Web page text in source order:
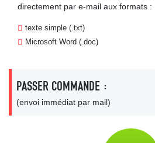
directement par e-mail aux formats :
texte simple (.txt)
Microsoft Word (.doc)
PASSER COMMANDE :
(envoi immédiat par mail)